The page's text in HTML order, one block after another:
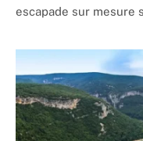
escapade sur mesure